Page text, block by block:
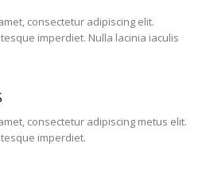
consectetur adipiscing elit.
imperdiet. Nulla lacinia iaculis
consectetur adipiscing metus elit.
imperdiet.